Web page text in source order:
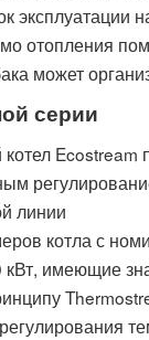
эксплуатации
отопления
может
серии
линии
котла с
кВт, имеющие